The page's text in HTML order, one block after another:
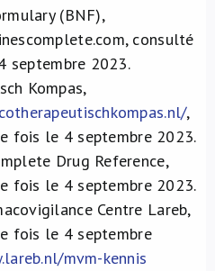
(BNF),
consulté
septembre 2023.
Kompas,
,
fois le 4 septembre 2023.
Drug Reference,
fois le 4 septembre 2023.
Centre Lareb,
fois le 4 septembre
mvm-kennis